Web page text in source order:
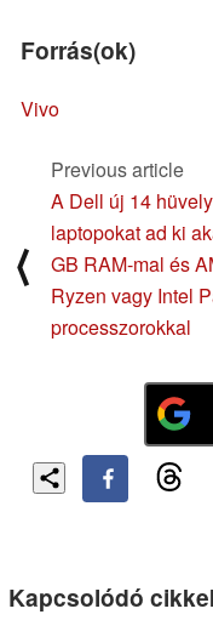
Forrás(ok)
Vivo
⟨
Previous article
A Dell új 14
laptopokat ad ki
GB RAM-mal és
Ryzen vagy Intel
processzorokkal
Kapcsolódó